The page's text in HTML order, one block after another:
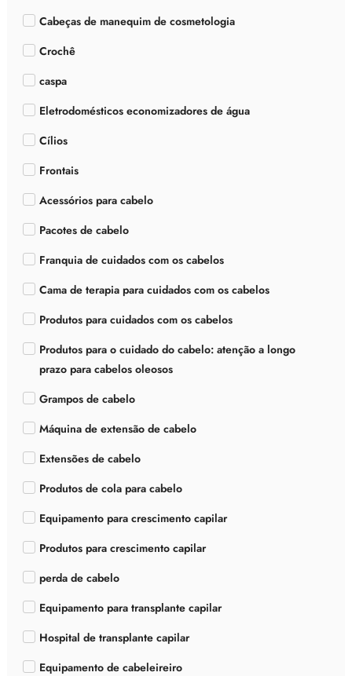
Cabeças de manequim de cosmetologia
Crochê
caspa
Eletrodomésticos economizadores de água
Cílios
Frontais
Acessórios para cabelo
Pacotes de cabelo
Franquia de cuidados com os cabelos
Cama de terapia para cuidados com os cabelos
Produtos para cuidados com os cabelos
Produtos para o cuidado do cabelo: atenção a longo
prazo para cabelos oleosos
Grampos de cabelo
Máquina de extensão de cabelo
Extensões de cabelo
Produtos de cola para cabelo
Equipamento para crescimento capilar
Produtos para crescimento capilar
perda de cabelo
Equipamento para transplante capilar
Hospital de transplante capilar
Equipamento de cabeleireiro